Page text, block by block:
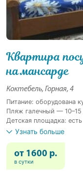
Квартира
на мансарде
Коктебель, Горная, 4
Питание: оборудована
Пляж галечный — 10–15
Детская площадка: есть
Узнать больше
от 1600 р.
в сутки